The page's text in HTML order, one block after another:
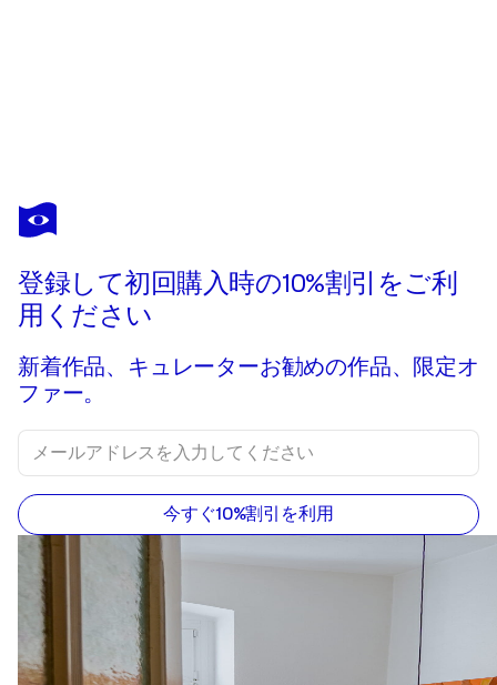
登録して初回購入時の10%割引をご利
用ください
新着作品、キュレーターお勧めの作品、限定オ
ファー。
今すぐ10%割引を利用